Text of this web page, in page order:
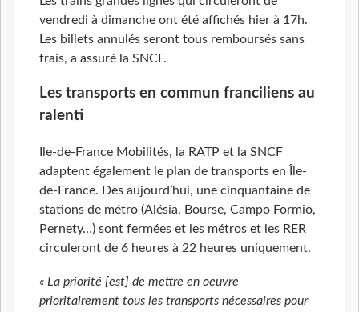
vendredi à dimanche ont été affichés hier à 17h.
Les billets annulés seront tous remboursés sans
frais, a assuré la SNCF.
Les transports en commun franciliens au
ralenti
Ile-de-France Mobilités, la RATP et la SNCF
adaptent également le plan de transports en Île-
de-France. Dès aujourd’hui, une cinquantaine de
stations de métro (Alésia, Bourse, Campo Formio,
Pernety…) sont fermées et les métros et les RER
circuleront de 6 heures à 22 heures uniquement.
« La priorité [est] de mettre en oeuvre
prioritairement tous les transports nécessaires pour